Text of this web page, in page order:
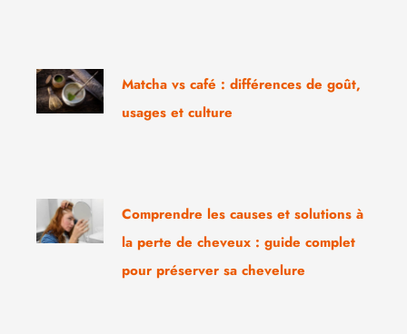
Matcha vs café : différences de goût,
usages et culture
Comprendre les causes et solutions à
la perte de cheveux : guide complet
pour préserver sa chevelure